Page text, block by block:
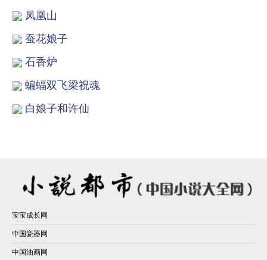
凤凰山
蚕花娘子
石香炉
蝙蝠双飞梁祝魂
白娘子和许仙
宝宝成长网
中国瓷器网
中国油画网